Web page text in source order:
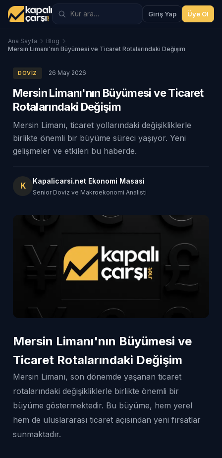
Giriş Yap Üye Ol
Ana Sayfa
Blog
Mersin Limanı'nın Büyümesi ve Ticaret Rotalarındaki Değişim
DÖVIZ 26 May 2026
Mersin Limanı'nın Büyümesi ve Ticaret
Rotalarındaki Değişim
Mersin Limanı, ticaret yollarındaki değişikliklerle
birlikte önemli bir büyüme süreci yaşıyor. Yeni
gelişmeler ve etkileri bu haberde.
K Kapalicarsi.net Ekonomi Masasi
Senior Doviz ve Makroekonomi Analisti
Mersin Limanı'nın Büyümesi ve
Ticaret Rotalarındaki Değişim
Mersin Limanı, son dönemde yaşanan ticaret
rotalarındaki değişikliklerle birlikte önemli bir
büyüme göstermektedir. Bu büyüme, hem yerel
hem de uluslararası ticaret açısından yeni fırsatlar
sunmaktadır.